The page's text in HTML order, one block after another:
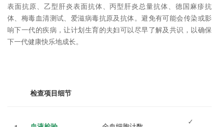
表面抗原、乙型肝炎表面抗体、丙型肝炎总量抗体、德国麻疹抗
体、梅毒血清测试、爱滋病毒抗原及抗体。避免有可能会传染或影
响下一代的疾病，让计划生育的夫妇可以尽早了解及共识，以确保
下一代健康快乐地成长。
检查项目细节
✓